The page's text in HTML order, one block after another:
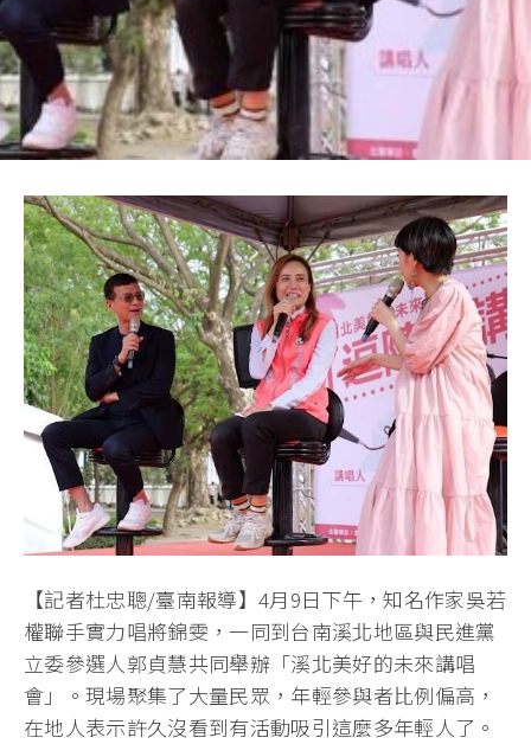
【記者杜忠聰/臺南報導】4月9日下午，知名作家吳若
權聯手實力唱將錦雯，一同到台南溪北地區與民進黨
立委參選人郭貞慧共同舉辦「溪北美好的未來講唱
會」。現場聚集了大量民眾，年輕參與者比例偏高，
在地人表示許久沒看到有活動吸引這麼多年輕人了。